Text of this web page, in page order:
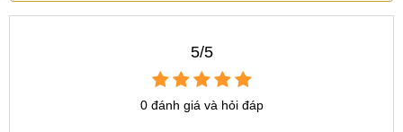
Với quy trình khoa học, chuyên nghiệp trên, quý khách chắc
chất lượng với mức giá rẻ nhất, nhiều phần quà hấp dẫn,
bảo hành lên đến 12 tháng tùy vào từng dịch vụ. Nếu còn
bất cứ thắc mắc nào về dịch vụ hay bạn có gặp phải bất kỳ
5/5
0 đánh giá và hỏi đáp